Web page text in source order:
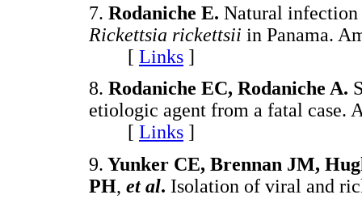
7. Rodaniche E. Natural
Rickettsia rickettsii in Panama.
[ Links ]
8. Rodaniche EC, Rodaniche A.
etiologic agent from a fatal case.
[ Links ]
9. Yunker CE, Brennan JM,
PH, et al. Isolation of viral and